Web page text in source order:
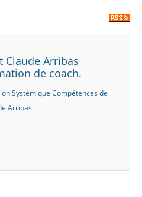
Claude Arribas
de coach.
Systémique Compétences de
Arribas